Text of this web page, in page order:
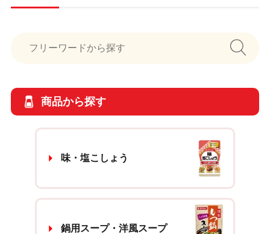
商品から探す
味・塩こしょう
鍋用スープ・洋風スープ